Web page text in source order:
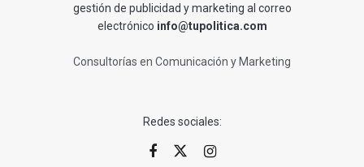
gestión de publicidad y marketing al correo
electrónico info@tupolitica.com
Consultorías en Comunicación y Marketing
Redes sociales: